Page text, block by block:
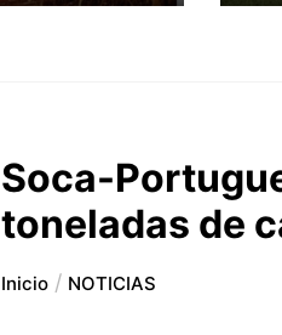
Soca-
toneladas de
Inicio NOTICIAS